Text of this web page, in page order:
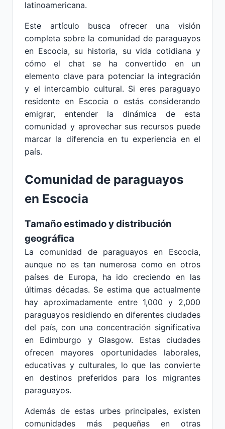
latinoamericana.
Este artículo busca ofrecer una visión
completa sobre la comunidad de paraguayos
en Escocia, su historia, su vida cotidiana y
cómo el chat se ha convertido en un
elemento clave para potenciar la integración
y el intercambio cultural. Si eres paraguayo
residente en Escocia o estás considerando
emigrar, entender la dinámica de esta
comunidad y aprovechar sus recursos puede
marcar la diferencia en tu experiencia en el
país.
Comunidad de paraguayos
en Escocia
Tamaño estimado y distribución
geográfica
La comunidad de paraguayos en Escocia,
aunque no es tan numerosa como en otros
países de Europa, ha ido creciendo en las
últimas décadas. Se estima que actualmente
hay aproximadamente entre 1,000 y 2,000
paraguayos residiendo en diferentes ciudades
del país, con una concentración significativa
en Edimburgo y Glasgow. Estas ciudades
ofrecen mayores oportunidades laborales,
educativas y culturales, lo que las convierte
en destinos preferidos para los migrantes
paraguayos.
Además de estas urbes principales, existen
comunidades más pequeñas en otras